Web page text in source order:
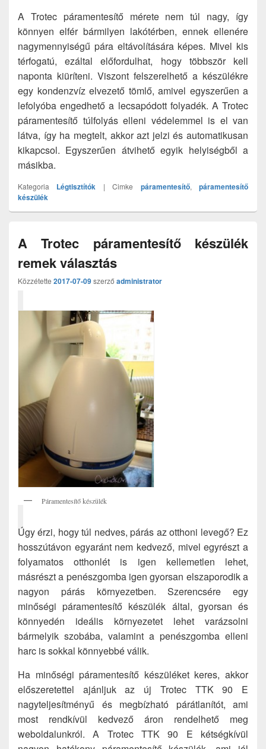
A Trotec páramentesítő mérete nem túl nagy, így
könnyen elfér bármilyen lakótérben, ennek ellenére
nagymennyiségű pára eltávolítására képes. Mivel kis
térfogatú, ezáltal előfordulhat, hogy többször kell
naponta kiüríteni. Viszont felszerelhető a készülékre
egy kondenzvíz elvezető tömlő, amivel egyszerűen a
lefolyóba engedhető a lecsapódott folyadék. A Trotec
páramentesítő túlfolyás elleni védelemmel is el van
látva, így ha megtelt, akkor azt jelzi és automatikusan
kikapcsol. Egyszerűen átvihető egyik helyiségből a
másikba.
Kategoria Légtisztítók |Cimke páramentesítő,páramentesítő
készülék
A Trotec páramentesítő készülék
remek választás
Közzétette 2017-07-09szerző administrator
Páramentesítő készülék
Úgy érzi, hogy túl nedves, párás az otthoni levegő? Ez
hosszútávon egyaránt nem kedvező, mivel egyrészt a
folyamatos otthonlét is igen kellemetlen lehet,
másrészt a penészgomba igen gyorsan elszaporodik a
nagyon párás környezetben. Szerencsére egy
minőségi páramentesítő készülék által, gyorsan és
könnyedén ideális környezetet lehet varázsolni
bármelyik szobába, valamint a penészgomba elleni
harc is sokkal könnyebbé válik.
Ha minőségi páramentesítő készüléket keres, akkor
előszeretettel ajánljuk az új Trotec TTK 90 E
nagyteljesítményű és megbízható párátlanítót, ami
most rendkívül kedvező áron rendelhető meg
weboldalunkról. A Trotec TTK 90 E kétségkívül